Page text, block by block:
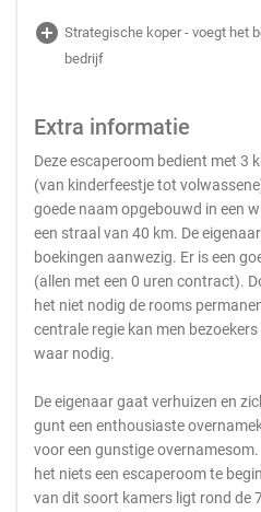
add_circle Strategische koper - voegt het
bedrijf
Extra informatie
Deze escaperoom bedient met 3
(van kinderfeestje tot
goede naam opgebouwd in een
een straal van 40 km. De
boekingen aanwezig. Er is een
(allen met een 0 uren contract).
het niet nodig de rooms
centrale regie kan men
waar nodig.
De eigenaar gaat verhuizen en
gunt een enthousiaste
voor een gunstige
het niets een escaperoom te
van dit soort kamers ligt rond de